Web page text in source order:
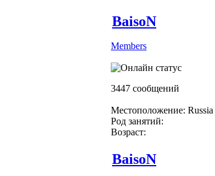
BaisoN
Members
3447 сообщений
Местоположение: Russia
Род занятий:
Возраст:
BaisoN